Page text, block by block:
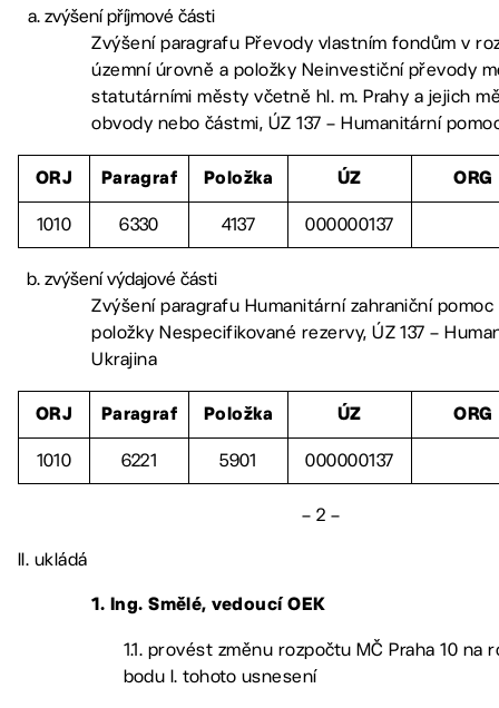
zvýšení příjmové části
Zvýšení paragrafu Převody vlastním fondům v
územní úrovně a položky Neinvestiční převody
statutárními městy včetně hl. m. Prahy a jejich
obvody nebo částmi, ÚZ 137 – Humanitární
ORJ Paragraf Položka ÚZ ORG
1010 6330 4137 000000137
zvýšení výdajové části
Zvýšení paragrafu Humanitární zahraniční pomoc
položky Nespecifikované rezervy, ÚZ 137 –
Ukrajina
ORJ Paragraf Položka ÚZ ORG
1010 6221 5901 000000137
– 2 –
II. ukládá
1. Ing. Smělé, vedoucí OEK
1.1. provést změnu rozpočtu MČ Praha 10 na
bodu I. tohoto usnesení